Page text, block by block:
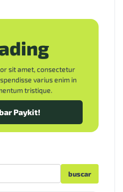
sit amet, consectetur
varius enim in
tristique.
Paykit!